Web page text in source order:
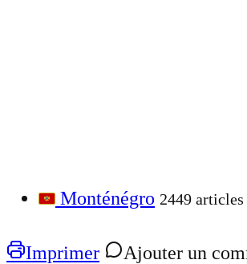
Monténégro 2449 articles
Imprimer
Ajouter un